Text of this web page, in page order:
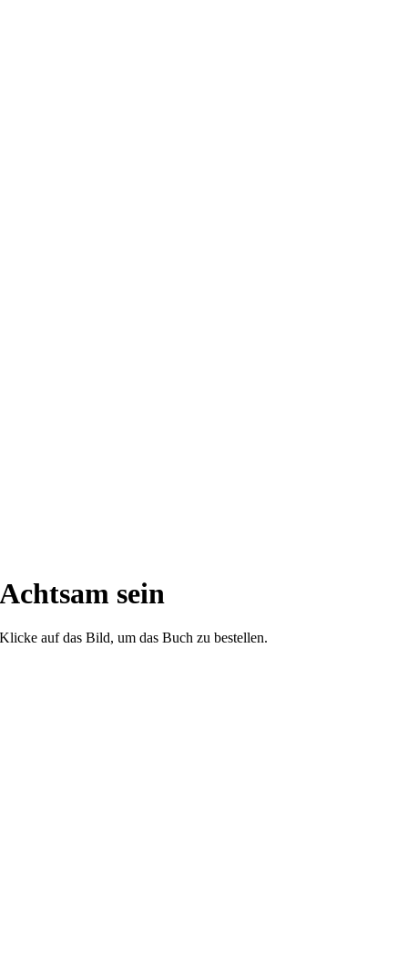
Achtsam sein
Klicke auf das Bild, um das Buch zu bestellen.